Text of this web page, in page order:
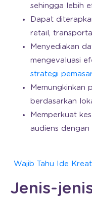
sehingga lebih
Dapat
retail,
Menyediakan
mengevaluasi
strategi
Memungkinkan
berdasarkan
Memperkuat
audiens dengan
Wajib Tahu Ide
Jenis-